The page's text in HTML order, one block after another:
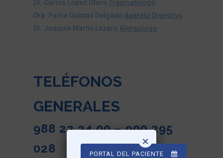
Dr. Carlos López Otero
Traumatólogo
Dra. Paola Quintas Delgado Aparato Digestivo
Dr. Joaquín Martín Lázaro Alergólogo
TELÉFONOS
GENERALES
988 22 34 00 – 900 295
028
PORTAL DEL PACIENTE
×